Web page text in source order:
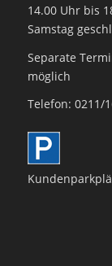
14.00 Uhr bis
Samstag
Separate
möglich
Telefon: 0211/